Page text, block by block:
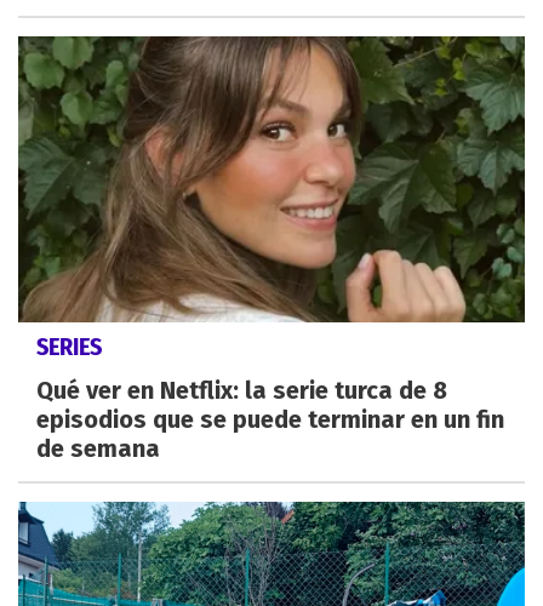
SERIES
Qué ver en Netflix: la serie turca de 8
episodios que se puede terminar en un fin
de semana